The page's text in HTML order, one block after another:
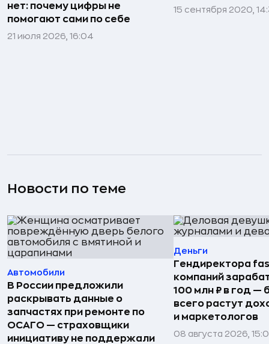
нет: почему цифры не
помогают сами по себе
21 июля 2026, 16:04
15 сентября 2020,
Новости по теме
Автомобили
В России предложили
раскрывать данные о
запчастях при ремонте по
ОСАГО — страховщики
инициативу не поддержали
Деньги
Гендиректора
компаний
100 млн ₽ в год —
всего растут
и маркетологов
08 августа 2026,